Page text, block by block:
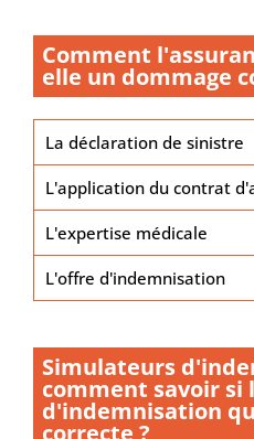
Comment
elle un dommage
La déclaration de sinistre
L'application du contrat
L'expertise médicale
L'offre d'indemnisation
Simulateurs
comment savoir si
d'indemnisation